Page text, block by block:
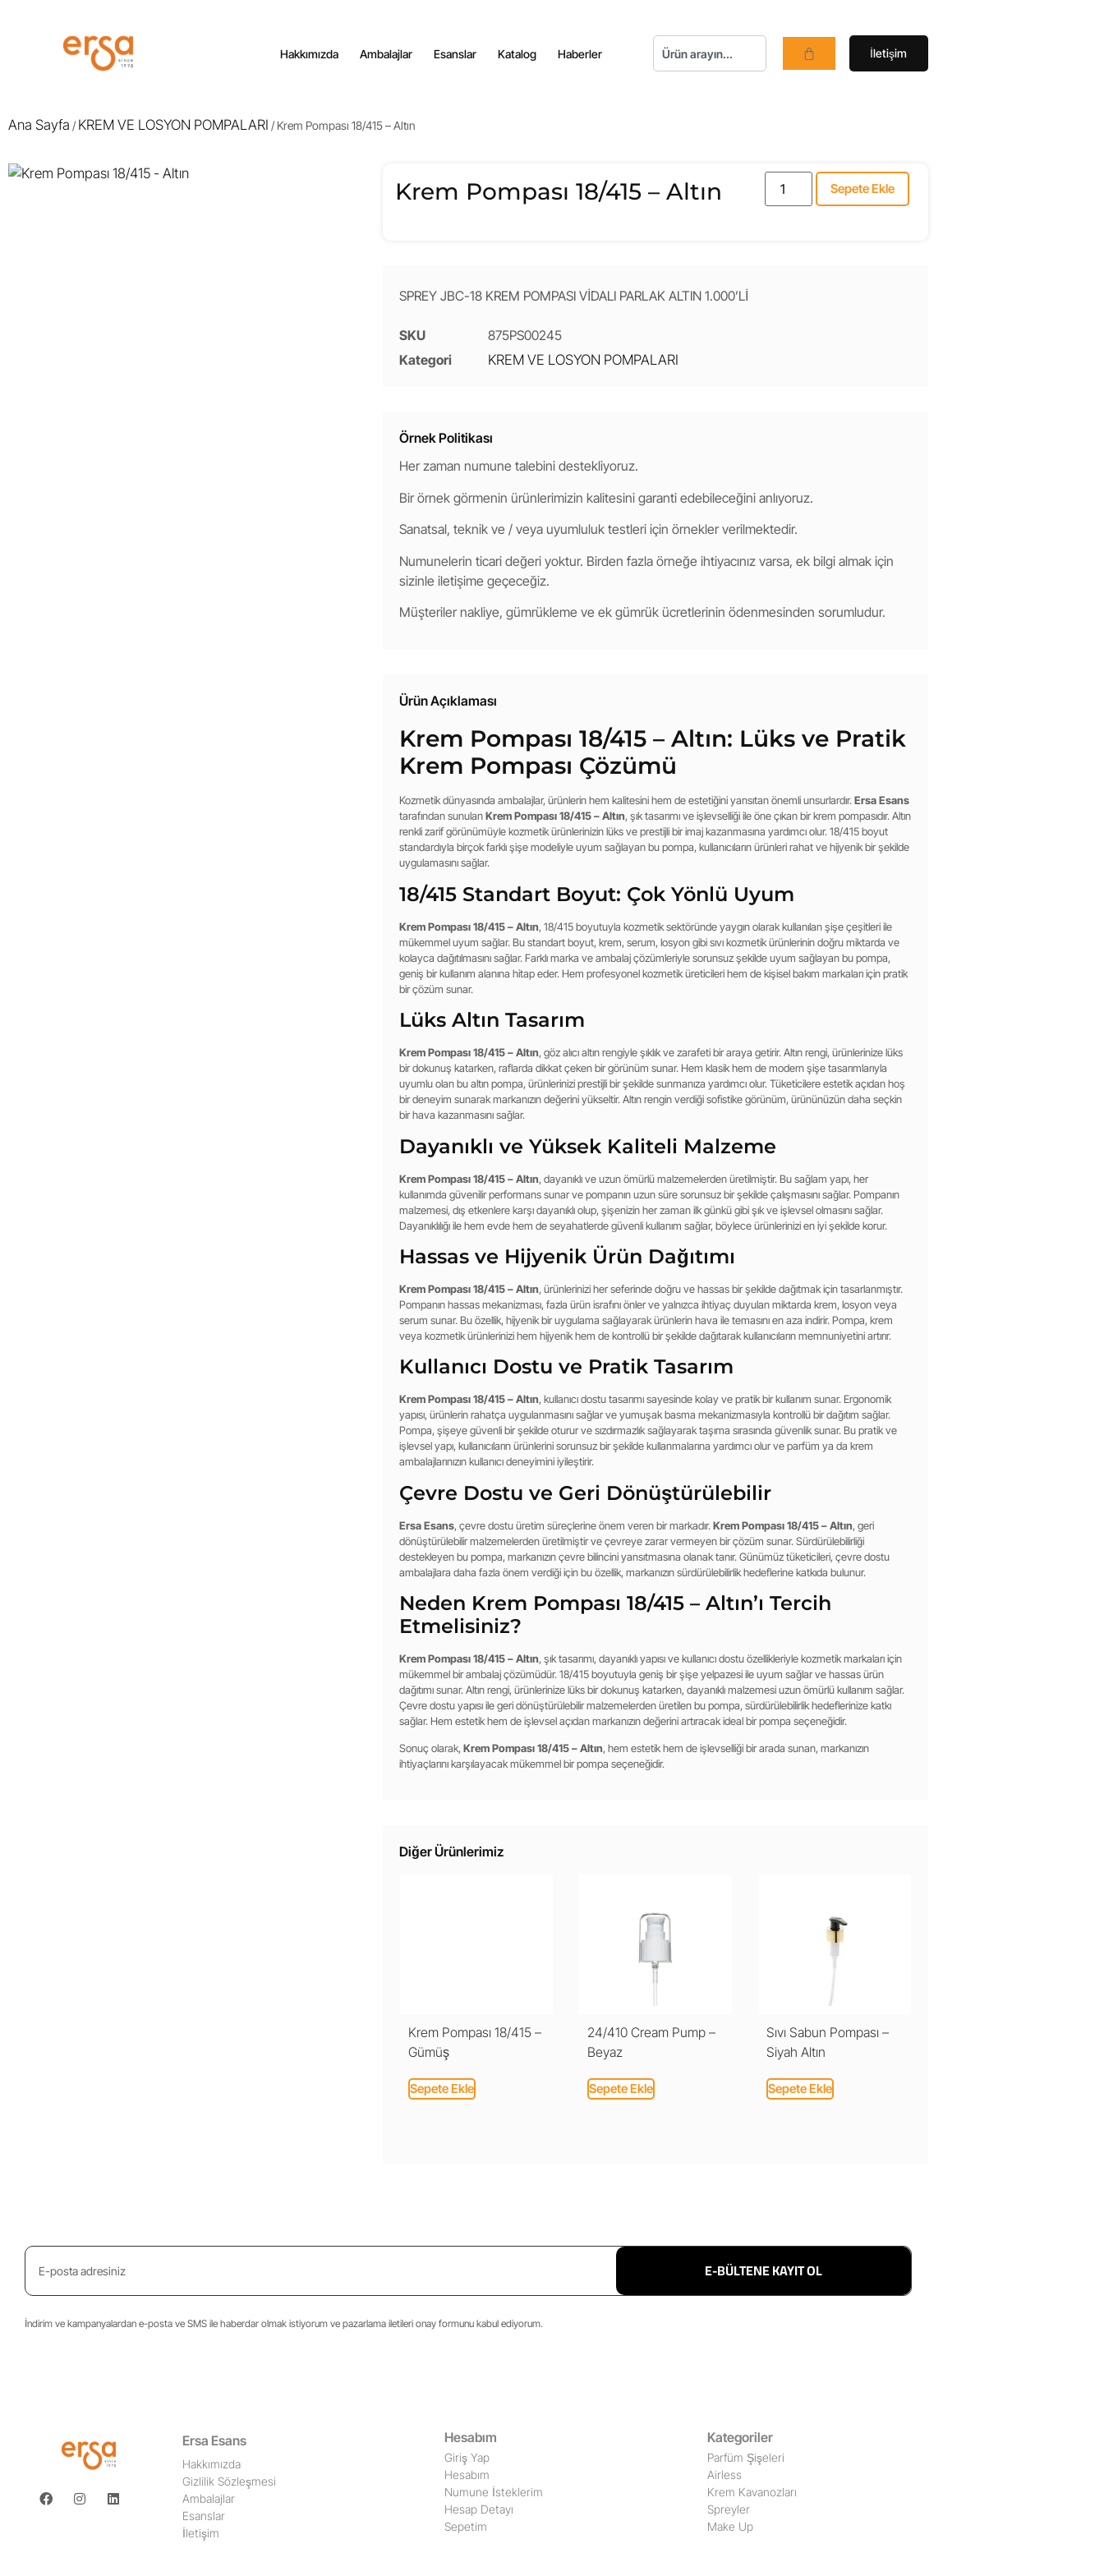
Hakkımızda Ambalajlar Esanslar Katalog Haberler İletişim
Ana Sayfa /KREM VE LOSYON POMPALARI / Krem Pompası 18/415 – Altın
Krem Pompası 18/415 – Altın Sepete Ekle
SPREY JBC-18 KREM POMPASI VİDALI PARLAK ALTIN 1.000’Lİ
SKU
875PS00245
Kategori
KREM VE LOSYON POMPALARI
Örnek Politikası
Her zaman numune talebini destekliyoruz.
Bir örnek görmenin ürünlerimizin kalitesini garanti edebileceğini anlıyoruz.
Sanatsal, teknik ve / veya uyumluluk testleri için örnekler verilmektedir.
Numunelerin ticari değeri yoktur. Birden fazla örneğe ihtiyacınız varsa, ek bilgi almak için
sizinle iletişime geçeceğiz.
Müşteriler nakliye, gümrükleme ve ek gümrük ücretlerinin ödenmesinden sorumludur.
Ürün Açıklaması
Krem Pompası 18/415 – Altın: Lüks ve Pratik
Krem Pompası Çözümü
Kozmetik dünyasında ambalajlar, ürünlerin hem kalitesini hem de estetiğini yansıtan önemli unsurlardır.Ersa Esans
tarafından sunulanKrem Pompası 18/415 – Altın, şık tasarımı ve işlevselliği ile öne çıkan bir krem pompasıdır. Altın
renkli zarif görünümüyle kozmetik ürünlerinizin lüks ve prestijli bir imaj kazanmasına yardımcı olur. 18/415 boyut
standardıyla birçok farklı şişe modeliyle uyum sağlayan bu pompa, kullanıcıların ürünleri rahat ve hijyenik bir şekilde
uygulamasını sağlar.
18/415 Standart Boyut: Çok Yönlü Uyum
Krem Pompası 18/415 – Altın, 18/415 boyutuyla kozmetik sektöründe yaygın olarak kullanılan şişe çeşitleri ile
mükemmel uyum sağlar. Bu standart boyut, krem, serum, losyon gibi sıvı kozmetik ürünlerinin doğru miktarda ve
kolayca dağıtılmasını sağlar. Farklı marka ve ambalaj çözümleriyle sorunsuz şekilde uyum sağlayan bu pompa,
geniş bir kullanım alanına hitap eder. Hem profesyonel kozmetik üreticileri hem de kişisel bakım markaları için pratik
bir çözüm sunar.
Lüks Altın Tasarım
Krem Pompası 18/415 – Altın, göz alıcı altın rengiyle şıklık ve zarafeti bir araya getirir. Altın rengi, ürünlerinize lüks
bir dokunuş katarken, raflarda dikkat çeken bir görünüm sunar. Hem klasik hem de modern şişe tasarımlarıyla
uyumlu olan bu altın pompa, ürünlerinizi prestijli bir şekilde sunmanıza yardımcı olur. Tüketicilere estetik açıdan hoş
bir deneyim sunarak markanızın değerini yükseltir. Altın rengin verdiği sofistike görünüm, ürününüzün daha seçkin
bir hava kazanmasını sağlar.
Dayanıklı ve Yüksek Kaliteli Malzeme
Krem Pompası 18/415 – Altın, dayanıklı ve uzun ömürlü malzemelerden üretilmiştir. Bu sağlam yapı, her
kullanımda güvenilir performans sunar ve pompanın uzun süre sorunsuz bir şekilde çalışmasını sağlar. Pompanın
malzemesi, dış etkenlere karşı dayanıklı olup, şişenizin her zaman ilk günkü gibi şık ve işlevsel olmasını sağlar.
Dayanıklılığı ile hem evde hem de seyahatlerde güvenli kullanım sağlar, böylece ürünlerinizi en iyi şekilde korur.
Hassas ve Hijyenik Ürün Dağıtımı
Krem Pompası 18/415 – Altın, ürünlerinizi her seferinde doğru ve hassas bir şekilde dağıtmak için tasarlanmıştır.
Pompanın hassas mekanizması, fazla ürün israfını önler ve yalnızca ihtiyaç duyulan miktarda krem, losyon veya
serum sunar. Bu özellik, hijyenik bir uygulama sağlayarak ürünlerin hava ile temasını en aza indirir. Pompa, krem
veya kozmetik ürünlerinizi hem hijyenik hem de kontrollü bir şekilde dağıtarak kullanıcıların memnuniyetini artırır.
Kullanıcı Dostu ve Pratik Tasarım
Krem Pompası 18/415 – Altın, kullanıcı dostu tasarımı sayesinde kolay ve pratik bir kullanım sunar. Ergonomik
yapısı, ürünlerin rahatça uygulanmasını sağlar ve yumuşak basma mekanizmasıyla kontrollü bir dağıtım sağlar.
Pompa, şişeye güvenli bir şekilde oturur ve sızdırmazlık sağlayarak taşıma sırasında güvenlik sunar. Bu pratik ve
işlevsel yapı, kullanıcıların ürünlerini sorunsuz bir şekilde kullanmalarına yardımcı olur ve parfüm ya da krem
ambalajlarınızın kullanıcı deneyimini iyileştirir.
Çevre Dostu ve Geri Dönüştürülebilir
Ersa Esans, çevre dostu üretim süreçlerine önem veren bir markadır. Krem Pompası 18/415 – Altın, geri
dönüştürülebilir malzemelerden üretilmiştir ve çevreye zarar vermeyen bir çözüm sunar. Sürdürülebilirliği
destekleyen bu pompa, markanızın çevre bilincini yansıtmasına olanak tanır. Günümüz tüketicileri, çevre dostu
ambalajlara daha fazla önem verdiği için bu özellik, markanızın sürdürülebilirlik hedeflerine katkıda bulunur.
Neden Krem Pompası 18/415 – Altın’ı Tercih
Etmelisiniz?
Krem Pompası 18/415 – Altın, şık tasarımı, dayanıklı yapısı ve kullanıcı dostu özellikleriyle kozmetik markaları için
mükemmel bir ambalaj çözümüdür. 18/415 boyutuyla geniş bir şişe yelpazesi ile uyum sağlar ve hassas ürün
dağıtımı sunar. Altın rengi, ürünlerinize lüks bir dokunuş katarken, dayanıklı malzemesi uzun ömürlü kullanım sağlar.
Çevre dostu yapısı ile geri dönüştürülebilir malzemelerden üretilen bu pompa, sürdürülebilirlik hedeflerinize katkı
sağlar. Hem estetik hem de işlevsel açıdan markanızın değerini artıracak ideal bir pompa seçeneğidir.
Sonuç olarak, Krem Pompası 18/415 – Altın, hem estetik hem de işlevselliği bir arada sunan, markanızın
ihtiyaçlarını karşılayacak mükemmel bir pompa seçeneğidir.
Diğer Ürünlerimiz
Krem Pompası 18/415 –
Gümüş
Sepete Ekle
24/410 Cream Pump –
Beyaz
Sepete Ekle
Sıvı Sabun Pompası –
Siyah Altın
Sepete Ekle
E-BÜLTENE KAYIT OL
İndirim ve kampanyalardan e-posta ve SMS ile haberdar olmak istiyorum ve pazarlama iletileri onay formunu kabul ediyorum.
Ersa Esans
Hakkımızda
Gizlilik Sözleşmesi
Ambalajlar
Esanslar
İletişim
Hesabım
Giriş Yap
Hesabım
Numune İsteklerim
Hesap Detayı
Sepetim
Kategoriler
Parfüm Şişeleri
Airless
Krem Kavanozları
Spreyler
Make Up